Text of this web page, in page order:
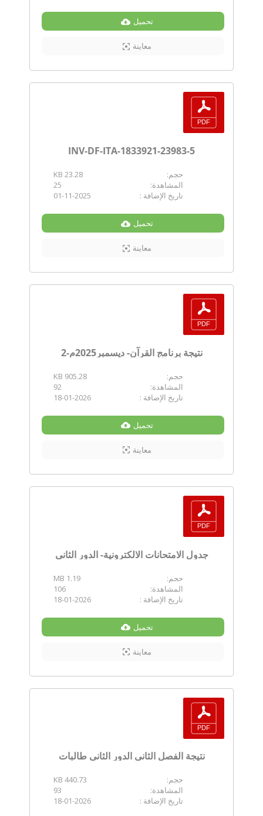
تحميل
معاينة
INV-DF-ITA-1833921-23983-5
حجم:
23.28 KB
المشاهدة:
25
تاريخ الإضافة :
01-11-2025
تحميل
معاينة
نتيجة برنامج القرآن- ديسمبر2025م-2
حجم:
905.28 KB
المشاهدة:
92
تاريخ الإضافة :
18-01-2026
تحميل
معاينة
جدول الامتحانات الالكترونية- الدور الثاني
حجم:
1.19 MB
المشاهدة:
106
تاريخ الإضافة :
18-01-2026
تحميل
معاينة
نتيجة الفصل الثاني الدور الثاني طالبات
حجم:
440.73 KB
المشاهدة:
93
تاريخ الإضافة :
18-01-2026